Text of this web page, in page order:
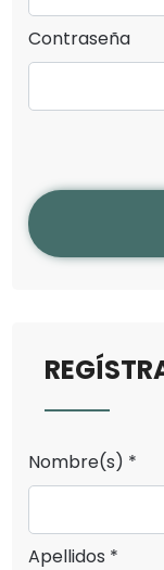
Contraseña
Nombre(s) *
Apellidos *